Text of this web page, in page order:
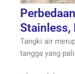
Stainless,
Tangki air
tangga yang